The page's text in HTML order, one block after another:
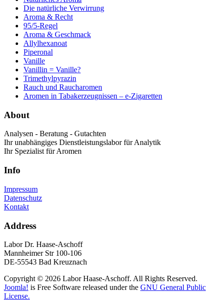
Die natürliche Verwirrung
Aroma & Recht
95/5-Regel
Aroma & Geschmack
Allylhexanoat
Piperonal
Vanille
Vanillin = Vanille?
Trimethylpyrazin
Rauch und Raucharomen
Aromen in Tabakerzeugnissen – e-Zigaretten
About
Analysen - Beratung - Gutachten
Ihr unabhängiges Dienstleistungslabor für Analytik
Ihr Spezialist für Aromen
Info
Impressum
Datenschutz
Kontakt
Address
Labor Dr. Haase-Aschoff
Mannheimer Str 100-106
DE-55543 Bad Kreuznach
Copyright © 2026 Labor Haase-Aschoff. All Rights Reserved.
Joomla! is Free Software released under the GNU General Public
License.